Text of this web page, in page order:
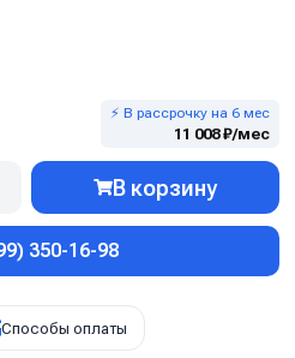
⚡ В рассрочку на 6 мес
11 008 ₽/мес
В корзину
350-16-98
Способы оплаты